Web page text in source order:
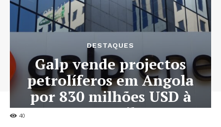
40
DESTAQUES
Galp vende projectos
petrolíferos em Angola
por 830 milhões USD à
Somoil